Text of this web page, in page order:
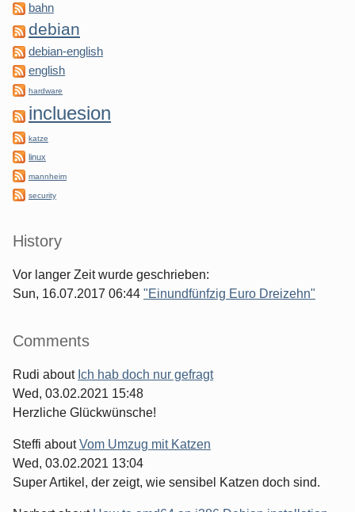
bahn
debian
debian-english
english
hardware
incluesion
katze
linux
mannheim
security
History
Vor langer Zeit wurde geschrieben:
Sun, 16.07.2017 06:44 "Einundfünfzig Euro Dreizehn"
Comments
Rudi about Ich hab doch nur gefragt
Wed, 03.02.2021 15:48
Herzliche Glückwünsche!
Steffi aboutVom Umzug mit Katzen
Wed, 03.02.2021 13:04
Super Artikel, der zeigt, wie sensibel Katzen doch sind.